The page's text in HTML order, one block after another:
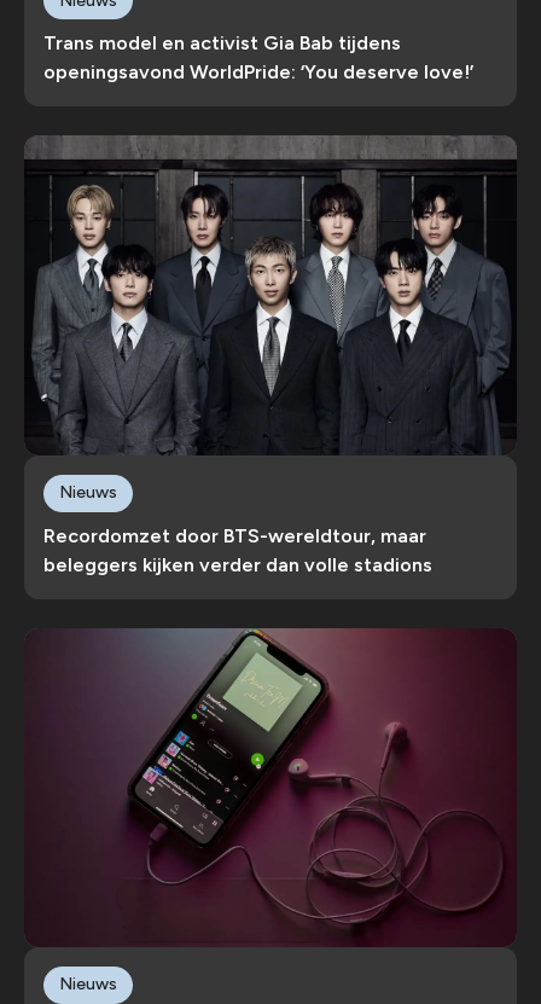
Trans model en activist Gia Bab tijdens
openingsavond WorldPride: ‘You deserve love!’
Recordomzet door BTS-wereldtour, maar
beleggers kijken verder dan volle stadions
Nieuws
Nieuws